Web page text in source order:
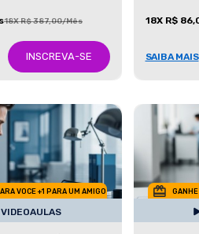
18X R$ 387,00/Mês
INSCREVA-SE
18X R$
SAIBA MAIS
VOCE +1 PARA UM AMIGO
VIDEOAULAS